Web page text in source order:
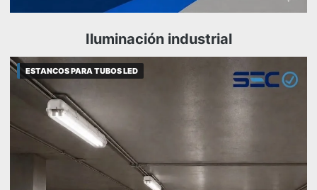
Iluminación industrial
ESTANCOS PARA TUBOS LED